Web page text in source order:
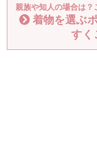
親族や知人の場合は？
着物を選ぶ
すく